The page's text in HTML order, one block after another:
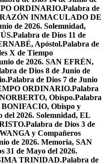
ORDINARIO.Palabra de
INMACULADO DE
de 2026. Solemnidad,
Palabra de Dios 11 de
Apóstol.Palabra de
X de Tiempo
de 2026. SAN EFRÉN,
de Dios 8 de Junio de
Palabra de Dios 7 de Junio
ORDINARIO.Palabra
Obispo.Palabra
BONIFACIO, Obispo y
del 2026. Solemnidad, EL
Palabra de Dios 3 de
y Compañeros
de 2026. Memoria, SAN
31 de Mayo del 2026.
TRINIDAD.Palabra de